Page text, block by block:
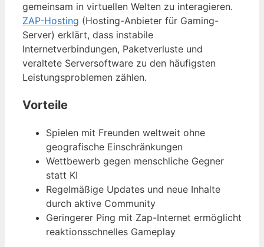
gemeinsam in virtuellen Welten zu interagieren.
ZAP-Hosting (Hosting-Anbieter für Gaming-
Server) erklärt, dass instabile
Internetverbindungen, Paketverluste und
veraltete Serversoftware zu den häufigsten
Leistungsproblemen zählen.
Vorteile
Spielen mit Freunden weltweit ohne
geografische Einschränkungen
Wettbewerb gegen menschliche Gegner
statt KI
Regelmäßige Updates und neue Inhalte
durch aktive Community
Geringerer Ping mit Zap-Internet ermöglicht
reaktionsschnelles Gameplay